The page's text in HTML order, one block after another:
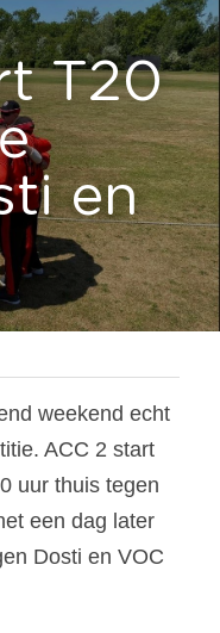
T20
en
weekend echt
ACC 2 start
uur thuis tegen
een dag later
Dosti en VOC